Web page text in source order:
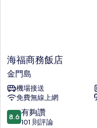
海
福
商
務
飯
店
金
海福商務飯店
金門島
機場接送
免費無線上網
8.6
分，
8.6 有夠讚
101 則評論